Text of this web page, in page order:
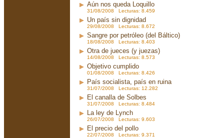
Aún nos queda Loquillo
31/08/2008 Lecturas: 8.459
Un país sin dignidad
29/08/2008 Lecturas: 8.672
Sangre por petróleo (del Báltico)
18/08/2008 Lecturas: 8.403
Otra de jueces (y juezas)
14/08/2008 Lecturas: 8.573
Objetivo cumplido
01/08/2008 Lecturas: 8.426
País socialista, país en ruina
31/07/2008 Lecturas: 12.282
El canalla de Solbes
31/07/2008 Lecturas: 8.484
La ley de Lynch
26/07/2008 Lecturas: 9.603
El precio del pollo
22/07/2008 Lecturas: 9.371